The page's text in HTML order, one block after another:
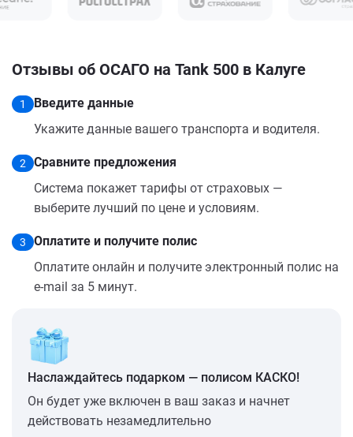
Отзывы об ОСАГО на Tank 500 в Калуге
1
Введите данные
Укажите данные вашего транспорта и водителя.
2
Сравните предложения
Система покажет тарифы от страховых —
выберите лучший по цене и условиям.
3
Оплатите и получите полис
Оплатите онлайн и получите электронный полис на
e-mail за 5 минут.
Наслаждайтесь подарком — полисом КАСКО!
Он будет уже включен в ваш заказ и начнет
действовать незамедлительно